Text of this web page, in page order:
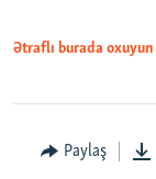
Ətraflı burada oxuyun
Paylaş